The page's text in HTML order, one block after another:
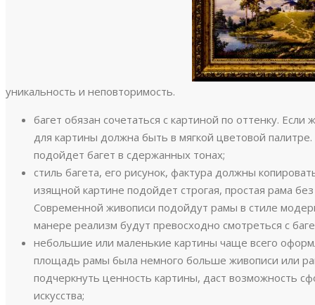
уникальность и неповторимость.
багет обязан сочетаться с картиной по оттенку.
для картины должна быть в мягкой цветовой
подойдет багет в сдержанных тонах;
стиль багета, его рисунок, фактура должны
изящной картине подойдет строгая, простая рама
Современной живописи подойдут рамы в стиле
манере реализм будут превосходно смотреться с
небольшие или маленькие картины чаще всего
площадь рамы была немного больше живописи или
подчеркнуть ценность картины, даст возможность
искусства;